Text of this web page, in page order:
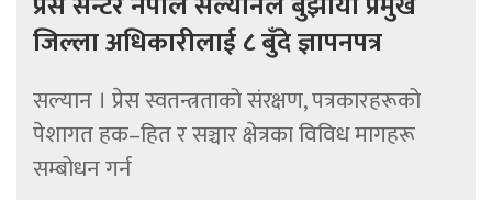
जिल्ला अधिकारीलाई ८ बुँदे ज्ञापनपत्र
सल्यान । प्रेस स्वतन्त्रताको संरक्षण, पत्रकारहरूको
पेशागत हक–हित र सञ्चार क्षेत्रका विविध मागहरू
सम्बोधन गर्न